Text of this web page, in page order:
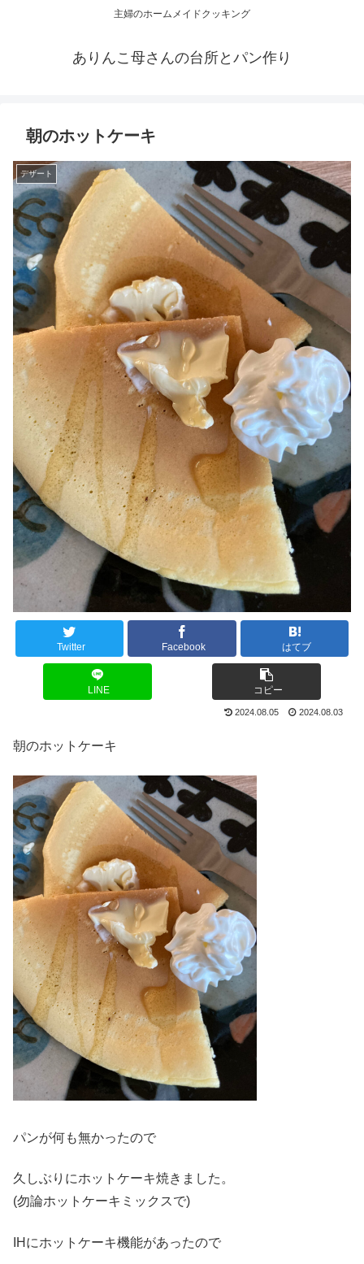
主婦のホームメイドクッキング
ありんこ母さんの台所とパン作り
朝のホットケーキ
デザート
Twitter Facebook はてブ
LINE コピー
2024.08.05 2024.08.03
朝のホットケーキ
パンが何も無かったので
久しぶりにホットケーキ焼きました。
(勿論ホットケーキミックスで)
IHにホットケーキ機能があったので